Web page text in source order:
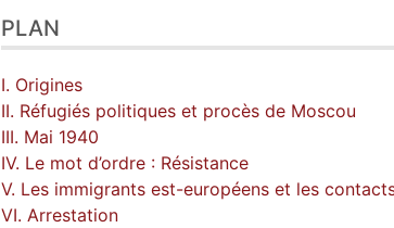
PLAN
I. Origines
II. Réfugiés politiques et procès de Moscou
III. Mai 1940
IV. Le mot d’ordre : Résistance
V. Les immigrants est-européens et les
VI. Arrestation